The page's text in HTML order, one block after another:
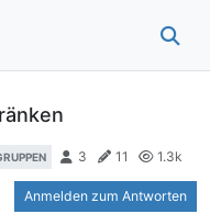
3 11 1.3k
Anmelden zum Antworten